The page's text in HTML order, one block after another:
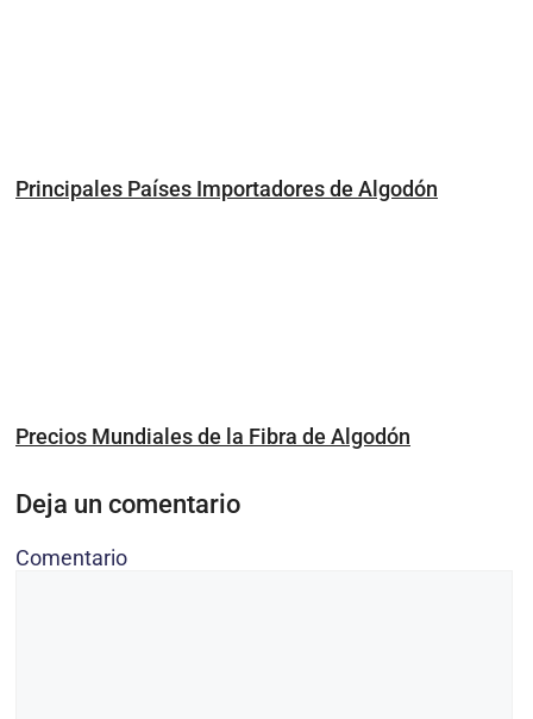
Principales Países Importadores de Algodón
Precios Mundiales de la Fibra de Algodón
Deja un comentario
Comentario